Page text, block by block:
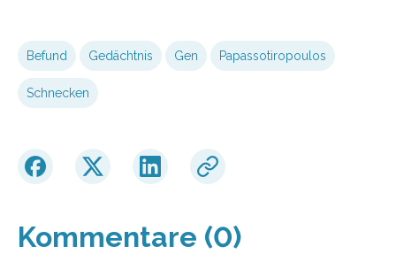
Befund Gedächtnis Gen Papassotiropoulos
Schnecken
Kommentare (0)